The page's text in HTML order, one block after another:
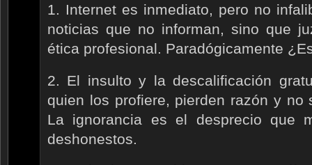
1. Internet es inmediato, pero no
noticias que no informan, sino que
ética profesional. Paradógicamente
2. El insulto y la descalificación
quien los profiere, pierden razón y no
La ignorancia es el desprecio que
deshonestos.